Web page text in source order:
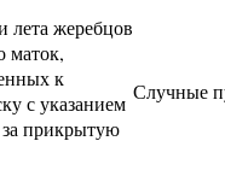
лета жеребцов
маток,
к
с указанием
прикрытую
Случные